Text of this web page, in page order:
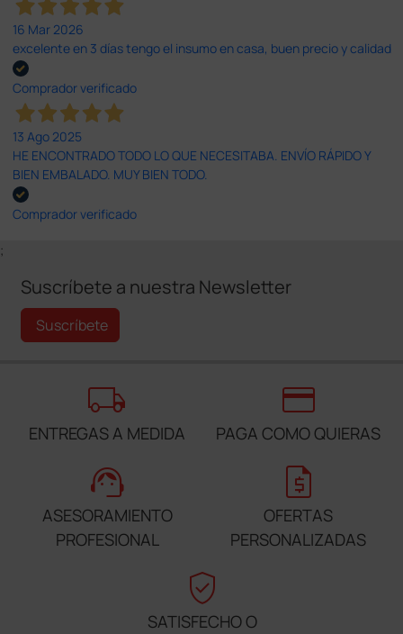
16 Mar 2026
excelente en 3 días tengo el insumo en casa, buen precio y calidad
Comprador verificado
13 Ago 2025
HE ENCONTRADO TODO LO QUE NECESITABA. ENVÍO RÁPIDO Y
BIEN EMBALADO. MUY BIEN TODO.
Comprador verificado
;
Suscríbete a nuestra Newsletter
Suscríbete
local_shipping
ENTREGAS A MEDIDA
credit_card
PAGA COMO QUIERAS
support_agent
ASESORAMIENTO
PROFESIONAL
request_quote
OFERTAS
PERSONALIZADAS
verified_user
SATISFECHO O